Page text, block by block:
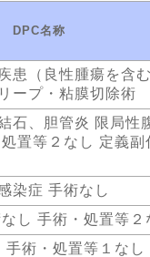
DPC名称
患（良性腫瘍を含
ープ・粘膜切除術
石、胆管炎 限局性
置等２なし 定義副
染症 手術なし
し 手術・処置等２
手術・処置等１なし